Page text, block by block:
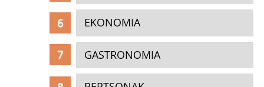
EKONOMIA
GASTRONOMIA